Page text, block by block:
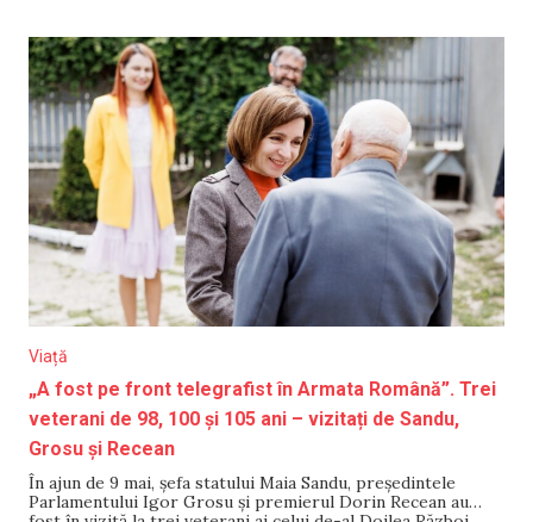
avea întrevederi
Viață
„A fost pe front telegrafist în Armata Română”. Trei
veterani de 98, 100 și 105 ani – vizitați de Sandu,
Grosu și Recean
În ajun de 9 mai, șefa statului Maia Sandu, președintele
Parlamentului Igor Grosu și premierul Dorin Recean au